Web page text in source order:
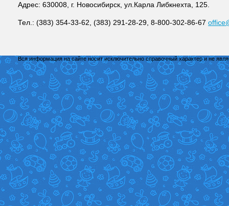
Адрес: 630008, г. Новосибирск, ул.Карла Либкнехта, 125.
Тел.: (383) 354-33-62, (383) 291-28-29, 8-800-302-86-67
Вся информация на сайте носит исключительно справочный характер и не